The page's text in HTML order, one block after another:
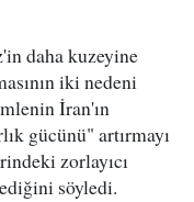
daha kuzeyine
iki nedeni
İran'ın
gücünü" artırmayı
zorlayıcı
söyledi.